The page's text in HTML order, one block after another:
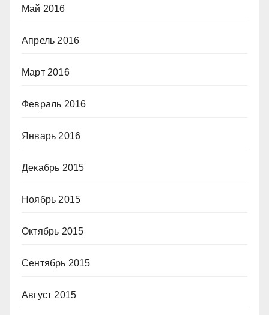
Май 2016
Апрель 2016
Март 2016
Февраль 2016
Январь 2016
Декабрь 2015
Ноябрь 2015
Октябрь 2015
Сентябрь 2015
Август 2015